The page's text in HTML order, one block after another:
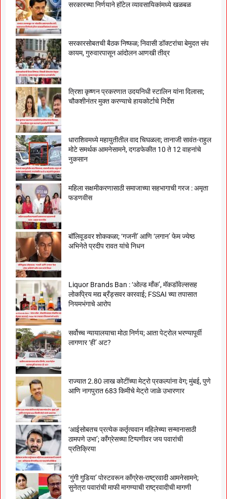
सरकारच्या निर्णयाने हॉटेल व्यावसायिकांमध्ये खळबळ
सरकारसोबतची बैठक निष्फळ; निवासी डॉक्टरांचा बेमुदत संप
कायम, गुरुवारपासून आंदोलन आणखी तीव्र
त्रिशा कृष्णन प्रकरणात उदयनिधी स्टालिन यांना दिलासा;
चौकशीनंतर मुक्त करण्याचे हायकोर्टाचे निर्देश
धाराशिवमध्ये महायुतीतील वाद चिघळला; तानाजी सावंत-राहुल
मोटे समर्थक आमनेसामने, दगडफेकीत 10 ते 12 वाहनांचे
नुकसान
महिला सक्षमीकरणासाठी समाजाच्या सहभागाची गरज : अमृता
फडणवीस
बॉलिवूडवर शोककळा; ‘गजनी’ आणि ‘लगान’ फेम ज्येष्ठ
अभिनेते प्रदीप रावत यांचे निधन
Liquor Brands Ban : ‘ओल्ड मॉंक’, मॅकडॉवेल्ससह
लोकप्रिय मद्य ब्रँड्सवर कारवाई; FSSAI च्या तपासात
नियमभंगाचे आरोप
सर्वोच्च न्यायालयाचा मोठा निर्णय; आता पेट्रोल भरण्यापूर्वी
लागणार ‘ही’ अट?
राज्यात 2.80 लाख कोटींच्या मेट्रो प्रकल्पांना वेग; मुंबई, पुणे
आणि नागपुरात 683 किमीचे मेट्रो जाळे उभारणार
‘आईसोबतच प्रत्येक कर्तृत्ववान महिलेच्या सन्मानासाठी
ठामपणे उभा’; काँग्रेसच्या टिप्पणीवर जय पवारांची
प्रतिक्रिया
‘गुंगी गुडिया’ पोस्टवरून काँग्रेस-राष्ट्रवादी आमनेसामने;
सुनेत्रा पवारांची माफी मागण्याची राष्ट्रवादीची मागणी